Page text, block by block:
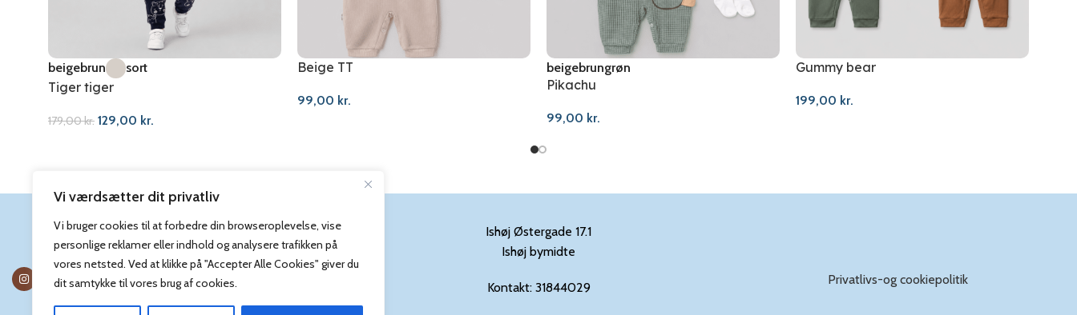
Vi værdsætter dit privatliv
Vi bruger cookies til at forbedre din browseroplevelse, vise
personlige reklamer eller indhold og analysere trafikken på
vores netsted. Ved at klikke på "Accepter Alle Cookies" giver du
dit samtykke til vores brug af cookies.
beigebrun sort
Tiger tiger
179,00kr. 129,00 kr.
Beige TT
99,00 kr.
beigebrungrøn
Pikachu
99,00 kr.
Gummy bear
199,00 kr.
Ishøj Østergade 17.1
Ishøj bymidte
Kontakt: 31844029
Privatlivs-og cookiepolitik